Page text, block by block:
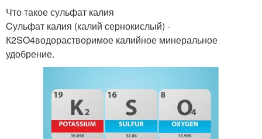
Что такое сульфат калия
Cульфат калия (калий сернокислый) -
К2SO4водорастворимое калийное минеральное
удобрение.